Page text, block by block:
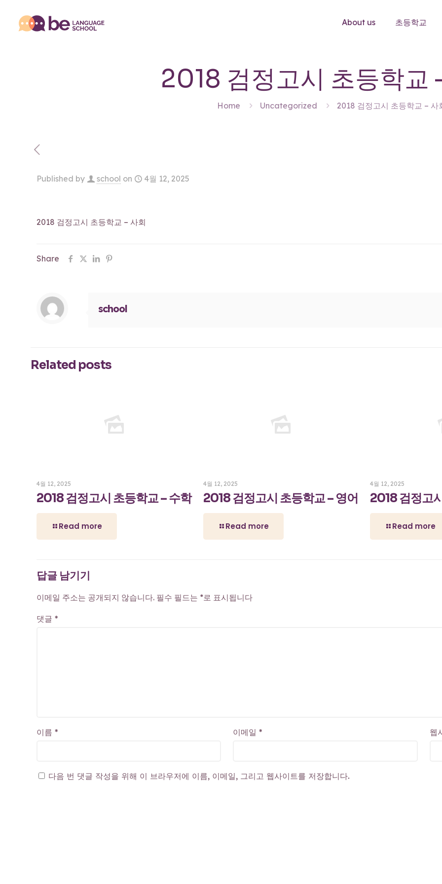
About us 초등학교
2018 검정고시 초등학교
Home Uncategorized 2018 검정고시 초등학교 – 사
Published by school on 4월 12, 2025
2018 검정고시 초등학교 – 사회
Share
school
Related posts
4월 12, 2025
2018 검정고시 초등학교 – 수학
Read more
4월 12, 2025
2018 검정고시 초등학교 – 영어
Read more
4월 12, 2025
2018 검정고
Read more
답글 남기기
이메일 주소는 공개되지 않습니다. 필수 필드는 *로 표시됩니다
댓글 *
이름 * 이메일* 웹
다음 번 댓글 작성을 위해 이 브라우저에 이름, 이메일, 그리고 웹사이트를 저장합니다.